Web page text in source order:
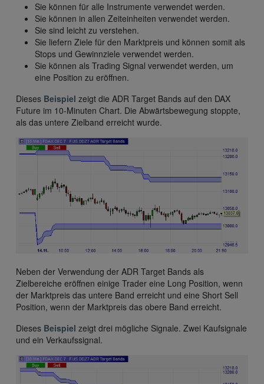
Sie können für alle Instrumente verwendet werden.
Sie können in allen Zeiteinheiten verwendet werden.
Sie sind leicht zu verstehen.
Sie liefern Ziele für den Marktpreis und können somit als
Stops und Gewinnziele verwendet werden.
Sie können als Trading Signal verwendet werden, um
eine Position zu eröffnen.
Dieses Beispiel zeigt die ADR Target Bands auf den DAX
Future im 10-Minuten Chart. Die Abwärtsbewegung stoppte,
als das untere Zielband erreicht wurde.
Neben der Verwendung der ADR Target Bands als
Zielbereiche eröffnen einige Trader eine Long Position, wenn
der Marktpreis das untere Band erreicht und eine Short Sell
Position, wenn der Marktpreis das obere Band erreicht.
Dieses Beispiel zeigt drei mögliche Signale. Zwei Kaufsignale
und ein Verkaufssignal.